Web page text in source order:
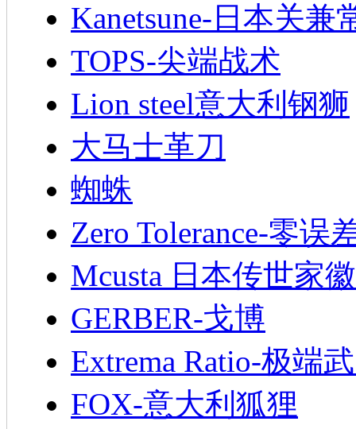
Kanetsune-日本关兼
TOPS-尖端战术
Lion steel意大利钢狮
大马士革刀
蜘蛛
Zero Tolerance-零误
Mcusta 日本传世家徽
GERBER-戈博
Extrema Ratio-极端
FOX-意大利狐狸